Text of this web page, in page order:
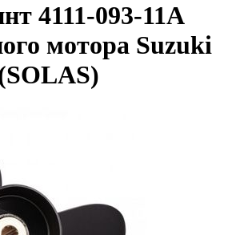
4111-093-11A
мотора Suzuki